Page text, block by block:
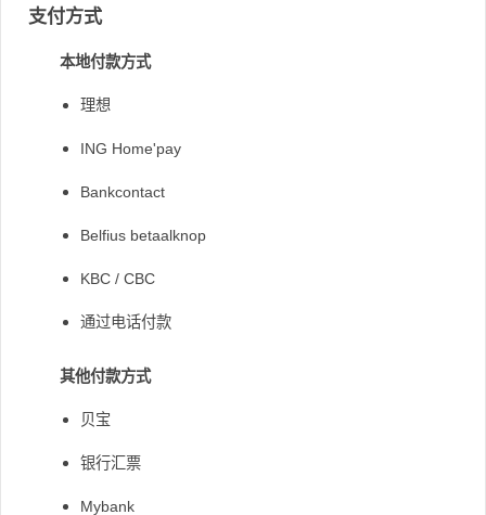
支付方式
本地付款方式
理想
ING Home'pay
Bankcontact
Belfius betaalknop
KBC / CBC
通过电话付款
其他付款方式
贝宝
银行汇票
Mybank